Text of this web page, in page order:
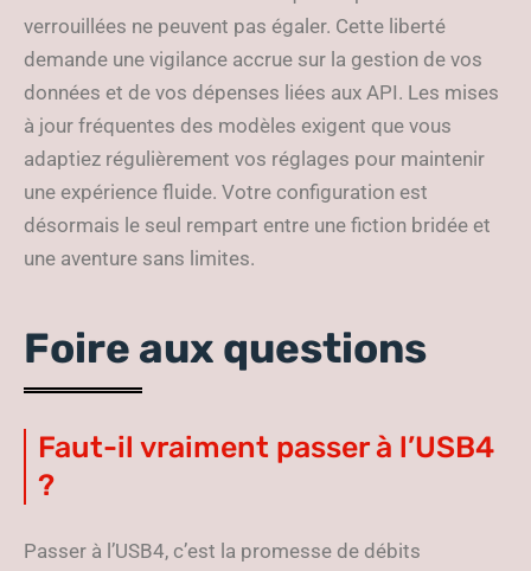
verrouillées ne peuvent pas égaler. Cette liberté
demande une vigilance accrue sur la gestion de vos
données et de vos dépenses liées aux API. Les mises
à jour fréquentes des modèles exigent que vous
adaptiez régulièrement vos réglages pour maintenir
une expérience fluide. Votre configuration est
désormais le seul rempart entre une fiction bridée et
une aventure sans limites.
Foire aux questions
Faut-il vraiment passer à l’USB4
?
Passer à l’USB4, c’est la promesse de débits